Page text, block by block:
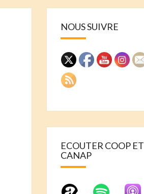
NOUS SUIVRE
ECOUTER COOP ET
CANAP